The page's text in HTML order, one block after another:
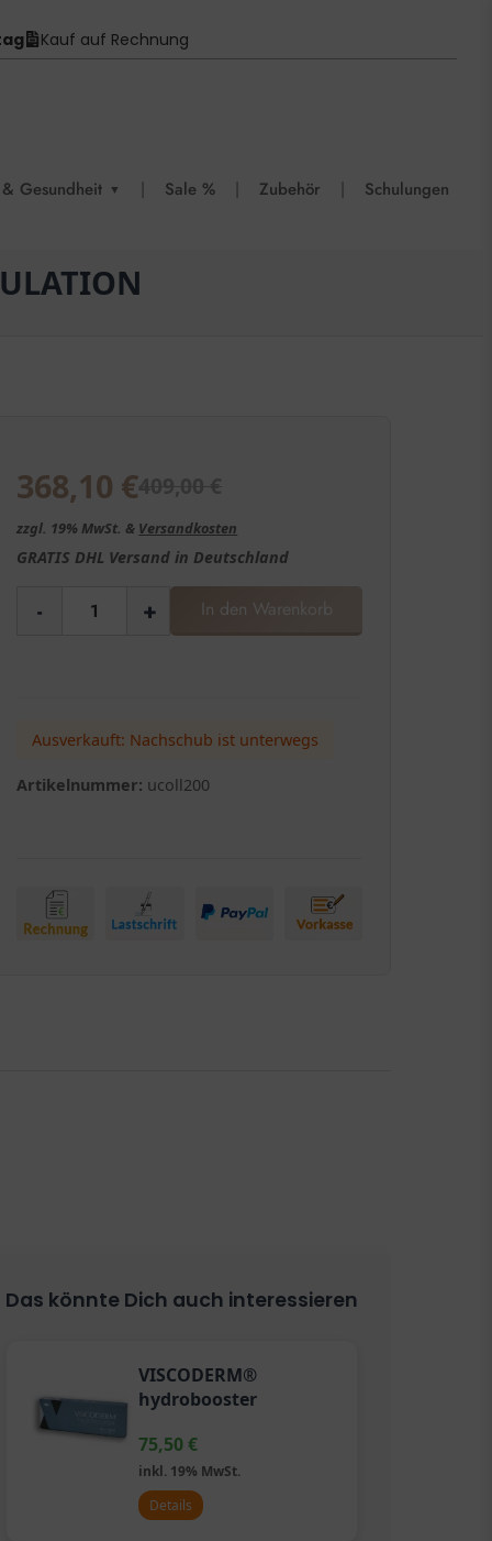
Kauf auf Rechnung
Gesundheit ▼ | Sale % | Zubehör | Schulungen
368,10 €
zzgl. 19% MwSt. & Versandkosten
GRATIS DHL Versand in Deutschland
- + In den Warenkorb
Ausverkauft: Nachschub ist unterwegs
Artikelnummer: ucoll200
Das könnte Dich auch interessieren
VISCODERM®
hydrobooster
75,50€
inkl. 19% MwSt.
Details